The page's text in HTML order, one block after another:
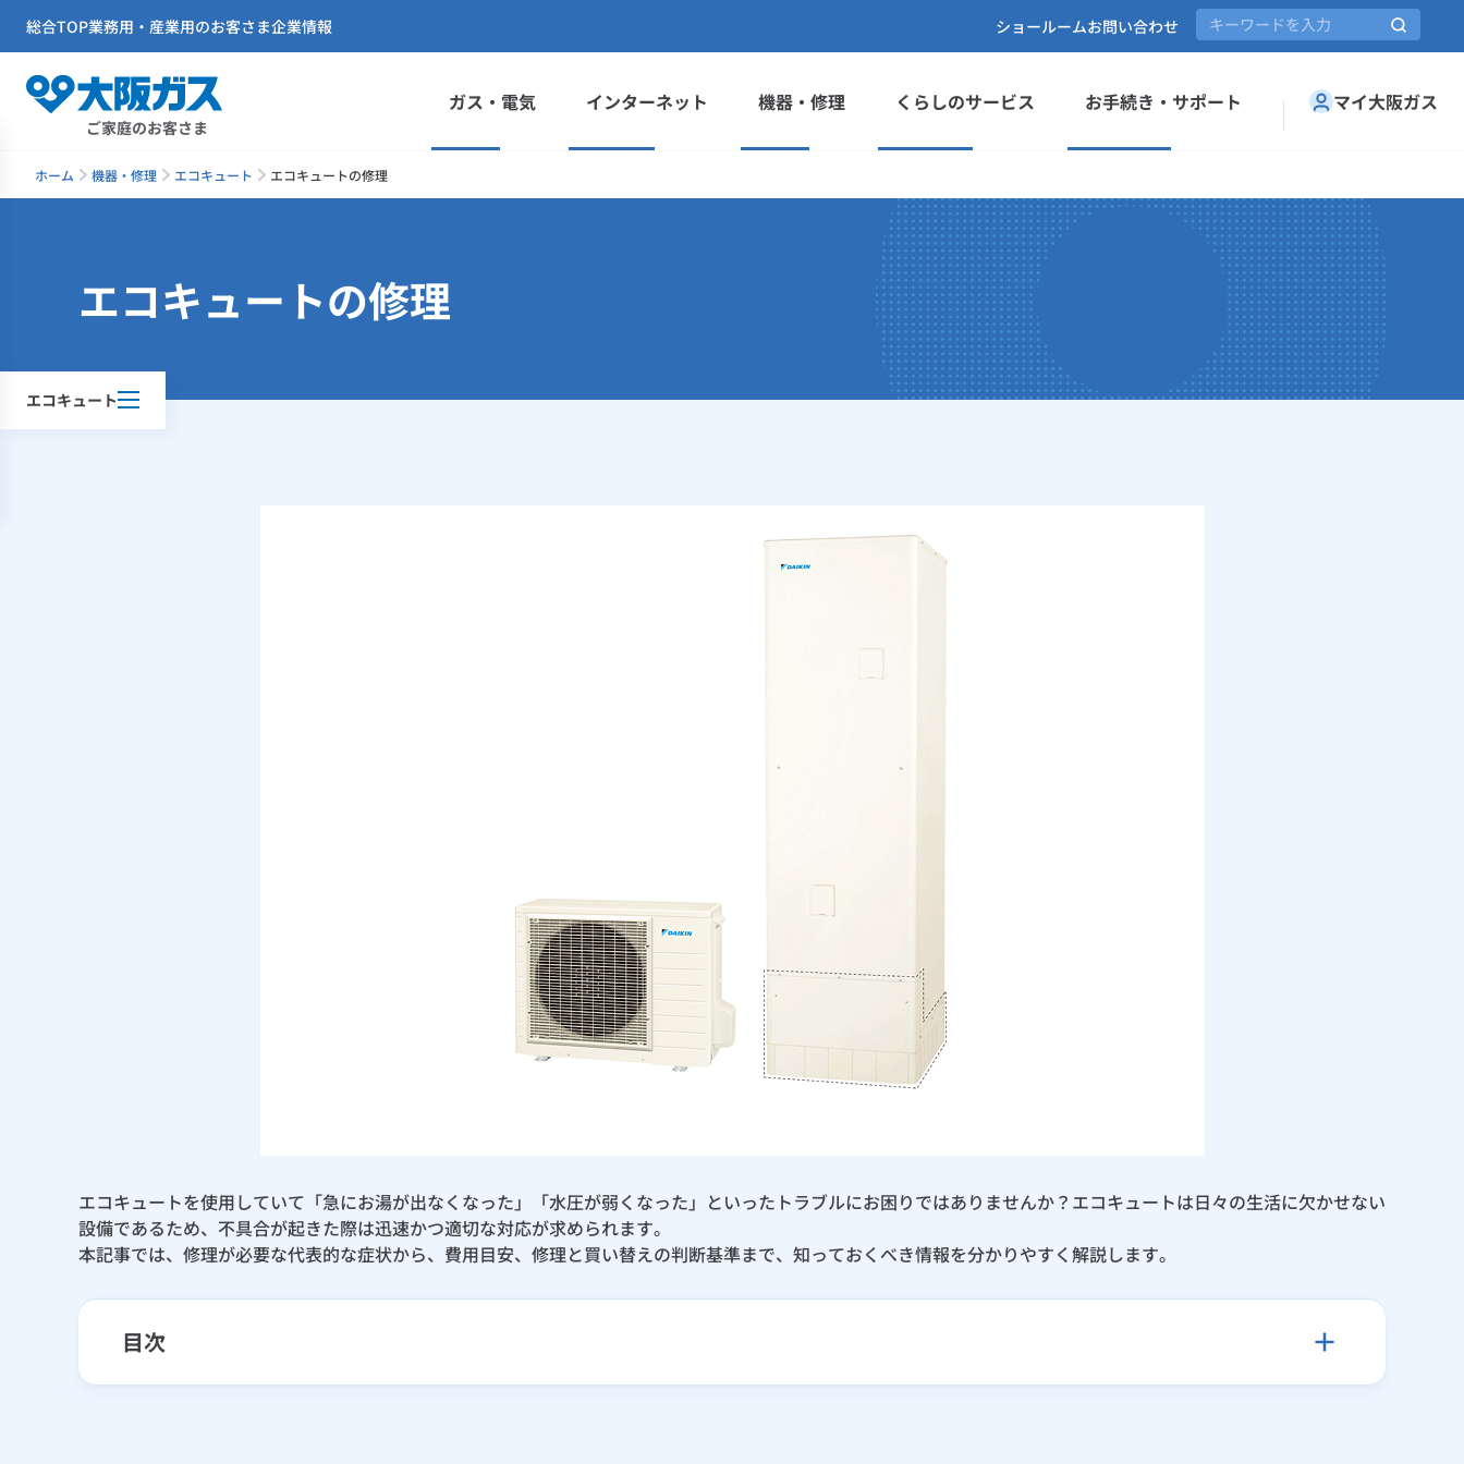
ご家庭のお客さま
ガス・電気 インターネット 機器・修理 くらしのサービス お手続き・サポート マイ大阪ガス
総合TOP業務用・産業用のお客さま企業情報 ショールームお問い合わせ
ホーム 機器・修理 エコキュート エコキュートの修理
エコキュート
エコキュートの修理
エコキュートを使用していて「急にお湯が出なくなった」「水圧が弱くなった」といったトラブルにお困りではありませんか？エコキュートは日々の生活に欠かせない
設備であるため、不具合が起きた際は迅速かつ適切な対応が求められます。
本記事では、修理が必要な代表的な症状から、費用目安、修理と買い替えの判断基準まで、知っておくべき情報を分かりやすく解説します。
目次